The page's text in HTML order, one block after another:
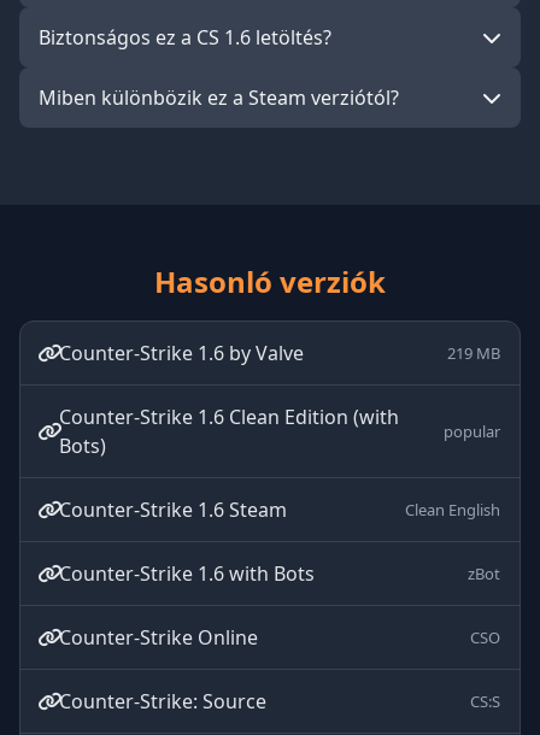
Biztonságos ez a CS 1.6 letöltés?
Miben különbözik ez a Steam verziótól?
Hasonló verziók
Counter-Strike 1.6 by Valve 219 MB
Counter-Strike 1.6 Clean Edition (with
Bots)
popular
Counter-Strike 1.6 Steam Clean English
Counter-Strike 1.6 with Bots zBot
Counter-Strike Online CSO
Counter-Strike: Source CS:S